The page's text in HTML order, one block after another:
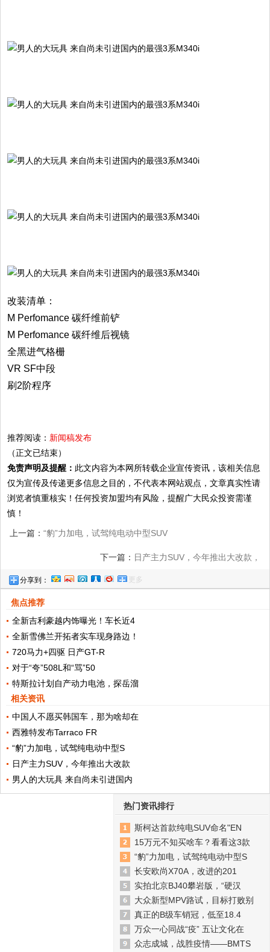
改装清单：
M Perfomance 碳纤维前铲
M Perfomance 碳纤维后视镜
全黑进气格栅
VR SF中段
刷2阶程序
推荐阅读： 新闻稿发布
（正文已结束）
免责声明及提醒： 此文内容为本网所转载企业宣传资讯，该相关信息
仅为宣传及传递更多信息之目的，不代表本网站观点，文章真实性请
浏览者慎重核实！任何投资加盟均有风险，提醒广大民众投资需谨
慎！
上一篇： “豹”力加电，试驾纯电动中型SUV
下一篇： 日产主力SUV，今年推出大改款，
搭载 2.4升自然进气引擎126匹马力
分享到： 更多
焦点推荐
全新吉利豪越内饰曝光！车长近4
全新雪佛兰开拓者实车现身路边！
720马力+四驱 日产GT-R
对于“夸”508L和“骂”50
特斯拉计划自产动力电池，探岳溜
相关资讯
中国人不愿买韩国车，那为啥却在
西雅特发布Tarraco FR
“豹”力加电，试驾纯电动中型S
日产主力SUV，今年推出大改款
男人的大玩具 来自尚未引进国内
热门资讯排行
斯柯达首款纯电SUV命名"EN
15万元不知买啥车？看看这3款
“豹”力加电，试驾纯电动中型S
长安欧尚X70A，改进的201
实拍北京BJ40攀岩版，“硬汉
大众新型MPV路试，目标打败别
真正的B级车销冠，低至18.4
万众一心同战“疫” 五让文化在
众志成城，战胜疫情——BMTS